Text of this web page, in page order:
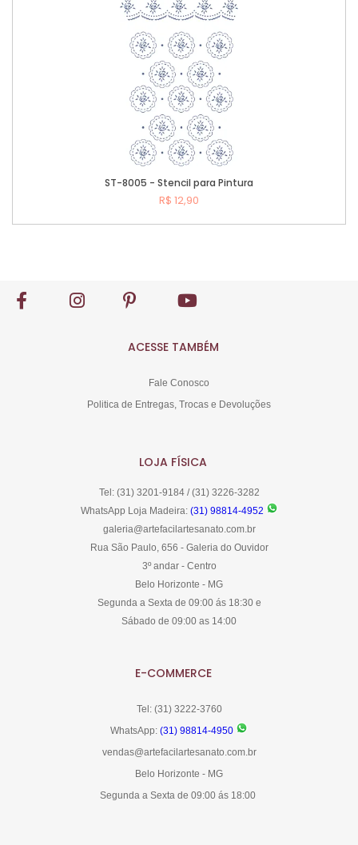
ST-8005 - Stencil para Pintura
R$ 12,90
ACESSE TAMBÉM
Fale Conosco
Politica de Entregas, Trocas e Devoluções
LOJA FÍSICA
Tel: (31) 3201-9184 / (31) 3226-3282
WhatsApp Loja Madeira: (31) 98814-4952
galeria@artefacilartesanato.com.br
Rua São Paulo, 656 - Galeria do Ouvidor
3º andar - Centro
Belo Horizonte - MG
Segunda a Sexta de 09:00 ás 18:30 e
Sábado de 09:00 as 14:00
E-COMMERCE
Tel: (31) 3222-3760
WhatsApp: (31) 98814-4950
vendas@artefacilartesanato.com.br
Belo Horizonte - MG
Segunda a Sexta de 09:00 ás 18:00